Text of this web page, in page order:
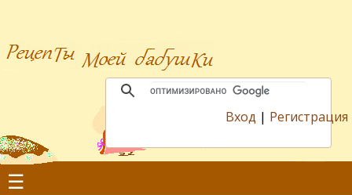
Вход | Регистрация
☰